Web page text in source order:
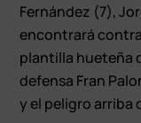
Fernández (7),
encontrará
plantilla hueteña
defensa Fran
y el peligro arriba